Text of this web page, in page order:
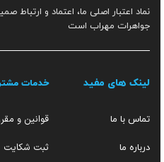
نماد اعتبار اصلی ما، اعتماد و ارتباط
جواهرات مهراب است
لینک های مفید
تماس با ما
درباره ما
خدمات
قوانین و
ثبت شکایت